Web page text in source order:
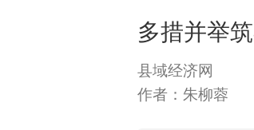
多措并举
县域经济网
作者：朱柳蓉